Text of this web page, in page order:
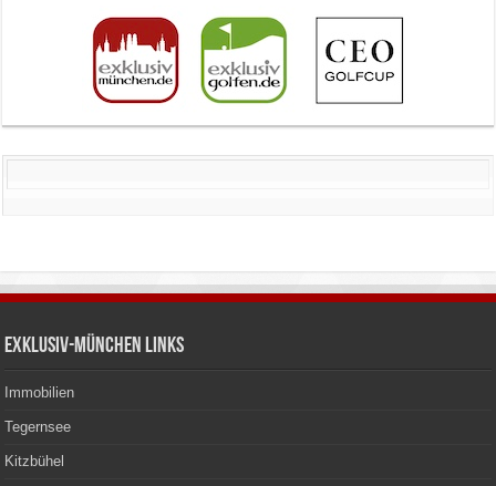
Exklusiv-München Links
Immobilien
Tegernsee
Kitzbühel